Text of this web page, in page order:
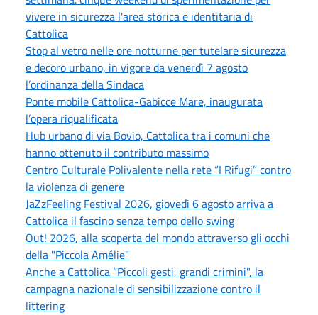
vivere in sicurezza l'area storica e identitaria di
Cattolica
Stop al vetro nelle ore notturne per tutelare sicurezza
e decoro urbano, in vigore da venerdì 7 agosto
l’ordinanza della Sindaca
Ponte mobile Cattolica-Gabicce Mare, inaugurata
l’opera riqualificata
Hub urbano di via Bovio, Cattolica tra i comuni che
hanno ottenuto il contributo massimo
Centro Culturale Polivalente nella rete “I Rifugi” contro
la violenza di genere
JaZzFeeling Festival 2026, giovedì 6 agosto arriva a
Cattolica il fascino senza tempo dello swing
Out! 2026, alla scoperta del mondo attraverso gli occhi
della "Piccola Amélie"
Anche a Cattolica “Piccoli gesti, grandi crimini", la
campagna nazionale di sensibilizzazione contro il
littering